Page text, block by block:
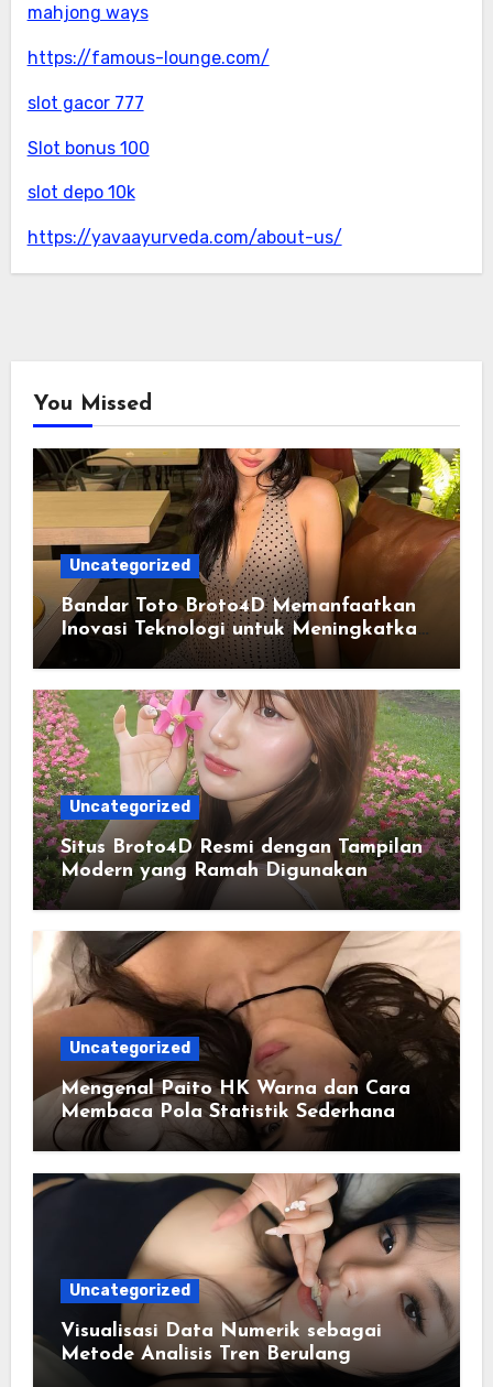
mahjong ways
https://famous-lounge.com/
slot gacor 777
Slot bonus 100
slot depo 10k
https://yavaayurveda.com/about-us/
You Missed
Uncategorized
Bandar Toto Broto4D Memanfaatkan
Inovasi Teknologi untuk Meningkatkan
Kenyamanan Pengguna
Uncategorized
Situs Broto4D Resmi dengan Tampilan
Modern yang Ramah Digunakan
Uncategorized
Mengenal Paito HK Warna dan Cara
Membaca Pola Statistik Sederhana
Uncategorized
Visualisasi Data Numerik sebagai
Metode Analisis Tren Berulang